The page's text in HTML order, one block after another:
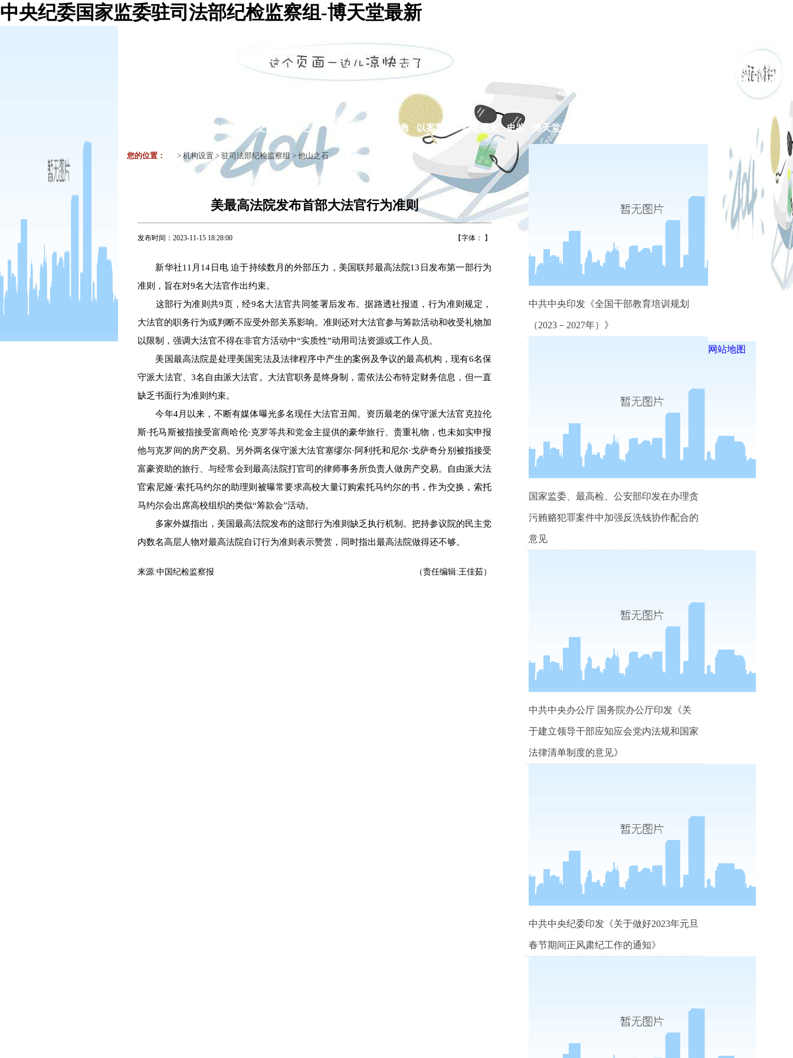
中央纪委国家监委驻司法部纪检监察组-博天堂最新
工作动态 业务交流 他山之石 廉政广角 以案警示 监督曝光 史鉴 博天堂开户网址的公告
您的位置： > 机构设置 > 驻司法部纪检监察组 > 他山之石
美最高法院发布首部大法官行为准则
发布时间： 2023-11-15 18:28:00 【字体： 】
新华社11月14日电 迫于持续数月的外部压力，美国联邦最高法院13日发布第一部行为
准则，旨在对9名大法官作出约束。
这部行为准则共9页，经9名大法官共同签署后发布。据路透社报道，行为准则规定，
大法官的职务行为或判断不应受外部关系影响。准则还对大法官参与筹款活动和收受礼物加
以限制，强调大法官不得在非官方活动中“实质性”动用司法资源或工作人员。
美国最高法院是处理美国宪法及法律程序中产生的案例及争议的最高机构，现有6名保
守派大法官、3名自由派大法官。大法官职务是终身制，需依法公布特定财务信息，但一直
缺乏书面行为准则约束。
今年4月以来，不断有媒体曝光多名现任大法官丑闻。资历最老的保守派大法官克拉伦
斯·托马斯被指接受富商哈伦·克罗等共和党金主提供的豪华旅行、贵重礼物，也未如实申报
他与克罗间的房产交易。另外两名保守派大法官塞缪尔·阿利托和尼尔·戈萨奇分别被指接受
富豪资助的旅行、与经常会到最高法院打官司的律师事务所负责人做房产交易。自由派大法
官索尼娅·索托马约尔的助理则被曝常要求高校大量订购索托马约尔的书，作为交换，索托
马约尔会出席高校组织的类似“筹款会”活动。
多家外媒指出，美国最高法院发布的这部行为准则缺乏执行机制。把持参议院的民主党
内数名高层人物对最高法院自订行为准则表示赞赏，同时指出最高法院做得还不够。
来源:中国纪检监察报 （责任编辑:王佳茹）
中共中央印发《全国干部教育培训规划
（2023－2027年）》
国家监委、最高检、公安部印发在办理贪
污贿赂犯罪案件中加强反洗钱协作配合的
意见
中共中央办公厅 国务院办公厅印发《关
于建立领导干部应知应会党内法规和国家
法律清单制度的意见》
中共中央纪委印发《关于做好2023年元旦
春节期间正风肃纪工作的通知》
网站地图